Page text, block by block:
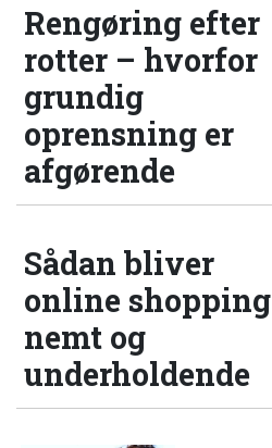
Rengøring efter
rotter – hvorfor
grundig
oprensning er
afgørende
Sådan bliver
online shopping
nemt og
underholdende